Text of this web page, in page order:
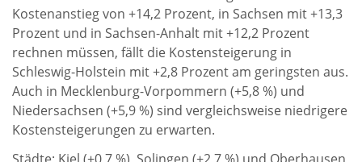
Kostenanstieg von +14,2 Prozent, in Sachsen mit +13,3
Prozent und in Sachsen-Anhalt mit +12,2 Prozent
rechnen müssen, fällt die Kostensteigerung in
Schleswig-Holstein mit +2,8 Prozent am geringsten aus.
Auch in Mecklenburg-Vorpommern (+5,8 %) und
Niedersachsen (+5,9 %) sind vergleichsweise niedrigere
Kostensteigerungen zu erwarten.